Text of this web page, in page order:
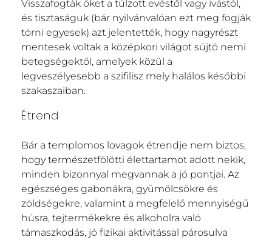
Visszafogták őket a túlzott evéstől vagy ivástól,
és tisztaságuk (bár nyilvánvalóan ezt meg fogják
törni egyesek) azt jelentették, hogy nagyrészt
mentesek voltak a középkori világot sújtó nemi
betegségektől, amelyek közül a
legveszélyesebb a szifilisz mely halálos későbbi
szakaszaiban.
Étrend
Bár a templomos lovagok étrendje nem biztos,
hogy természetfölötti élettartamot adott nekik,
minden bizonnyal megvannak a jó pontjai. Az
egészséges gabonákra, gyümölcsökre és
zöldségekre, valamint a megfelelő mennyiségű
húsra, tejtermékekre és alkoholra való
támaszkodás, jó fizikai aktivitással párosulva